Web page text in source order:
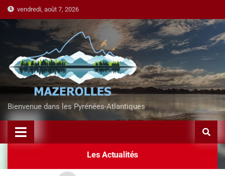
vendredi, août 7, 2026
Bienvenue dans les Pyrénées-Atlantiques
Les Actualités